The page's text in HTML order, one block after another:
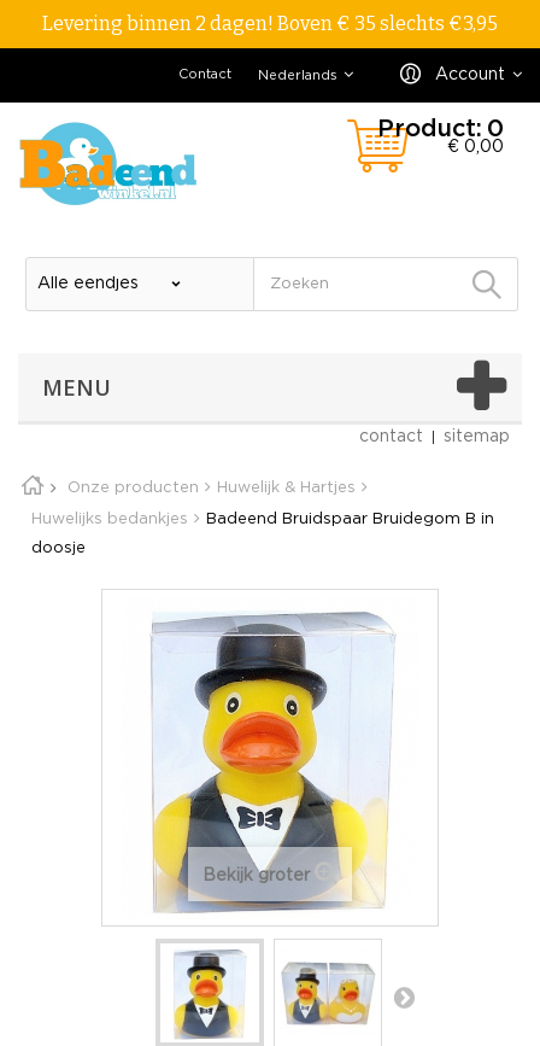
Levering binnen 2 dagen! Boven € 35 slechts €3,95
Account
Nederlands
Contact
Product: 0
€ 0,00
MENU
contact sitemap
Onze producten Huwelijk & Hartjes
Huwelijks bedankjes Badeend Bruidspaar Bruidegom B in
doosje
Bekijk groter